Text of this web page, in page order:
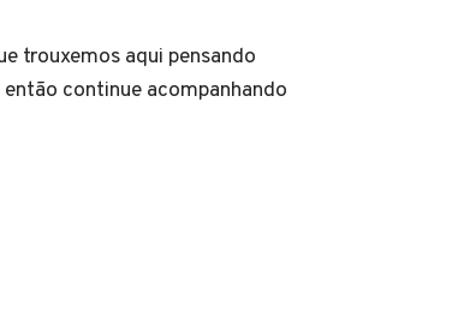
trouxemos aqui pensando
continue acompanhando